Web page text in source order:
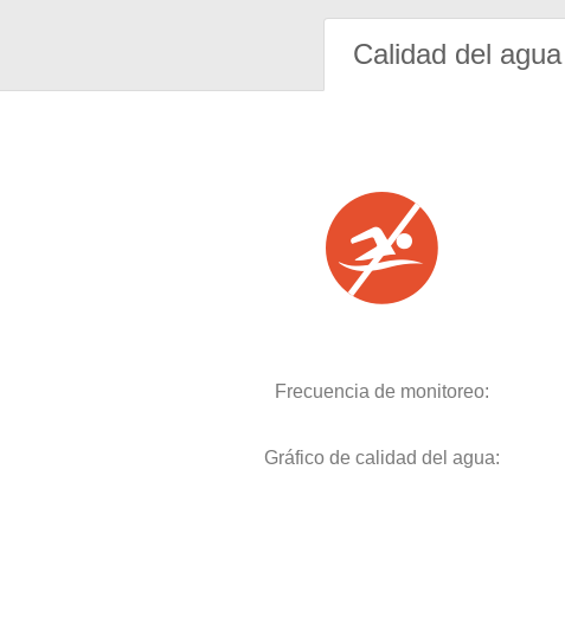
Calidad del agua
Frecuencia de monitoreo:
Gráfico de calidad del agua: